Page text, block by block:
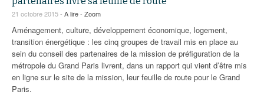
21 octobre 2015 - A lire- Zoom
Aménagement, culture, développement économique, logement,
transition énergétique : les cinq groupes de travail mis en place au
sein du conseil des partenaires de la mission de préfiguration de la
métropole du Grand Paris livrent, dans un rapport qui vient d’être mis
en ligne sur le site de la mission, leur feuille de route pour le Grand
Paris.